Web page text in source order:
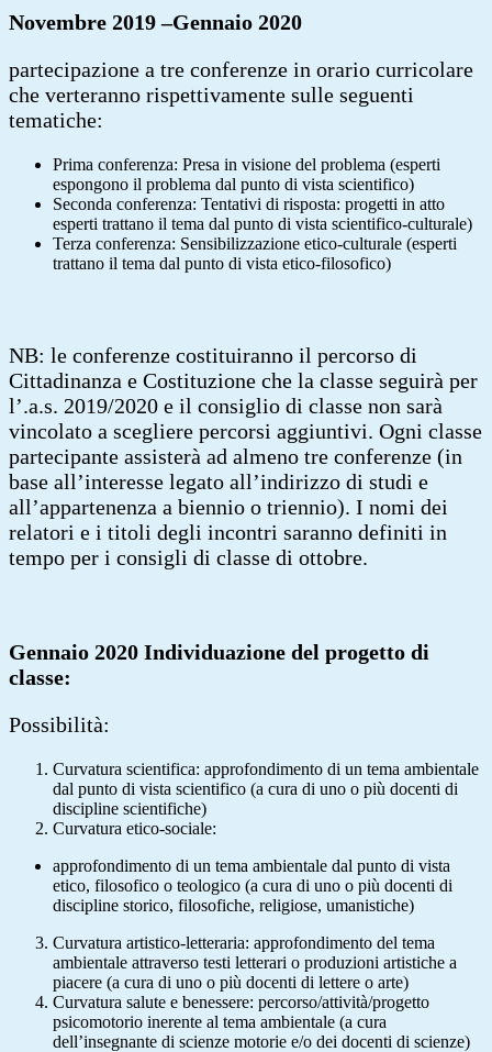
Novembre 2019 –Gennaio 2020
partecipazione a tre conferenze in orario curricolare
che verteranno rispettivamente sulle seguenti
tematiche:
Prima conferenza: Presa in visione del problema (esperti
espongono il problema dal punto di vista scientifico)
Seconda conferenza: Tentativi di risposta: progetti in atto
esperti trattano il tema dal punto di vista scientifico-culturale)
Terza conferenza: Sensibilizzazione etico-culturale (esperti
trattano il tema dal punto di vista etico-filosofico)
NB: le conferenze costituiranno il percorso di
Cittadinanza e Costituzione che la classe seguirà per
l’.a.s. 2019/2020 e il consiglio di classe non sarà
vincolato a scegliere percorsi aggiuntivi. Ogni classe
partecipante assisterà ad almeno tre conferenze (in
base all’interesse legato all’indirizzo di studi e
all’appartenenza a biennio o triennio). I nomi dei
relatori e i titoli degli incontri saranno definiti in
tempo per i consigli di classe di ottobre.
Gennaio 2020 Individuazione del progetto di
classe:
Possibilità:
Curvatura scientifica: approfondimento di un tema ambientale
dal punto di vista scientifico (a cura di uno o più docenti di
discipline scientifiche)
Curvatura etico-sociale:
approfondimento di un tema ambientale dal punto di vista
etico, filosofico o teologico (a cura di uno o più docenti di
discipline storico, filosofiche, religiose, umanistiche)
Curvatura artistico-letteraria: approfondimento del tema
ambientale attraverso testi letterari o produzioni artistiche a
piacere (a cura di uno o più docenti di lettere o arte)
Curvatura salute e benessere: percorso/attività/progetto
psicomotorio inerente al tema ambientale (a cura
dell’insegnante di scienze motorie e/o dei docenti di scienze)